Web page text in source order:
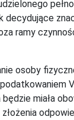
ramy
osoby
miała